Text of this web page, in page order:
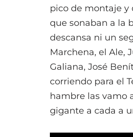
pico de montaje y
que sonaban a la
descansa ni un
Marchena, el Ale,
Galiana, José
corriendo para el
hambre las vamo
gigante a cada a